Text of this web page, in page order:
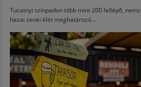
Tucatnyi színpadon több mint 200 fellépő,
hazai zenei élet meghatározó...